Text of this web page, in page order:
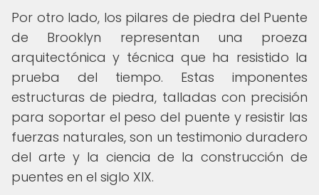
Por otro lado, los pilares de piedra del Puente
de Brooklyn representan una proeza
arquitectónica y técnica que ha resistido la
prueba del tiempo. Estas imponentes
estructuras de piedra, talladas con precisión
para soportar el peso del puente y resistir las
fuerzas naturales, son un testimonio duradero
del arte y la ciencia de la construcción de
puentes en el siglo XIX.